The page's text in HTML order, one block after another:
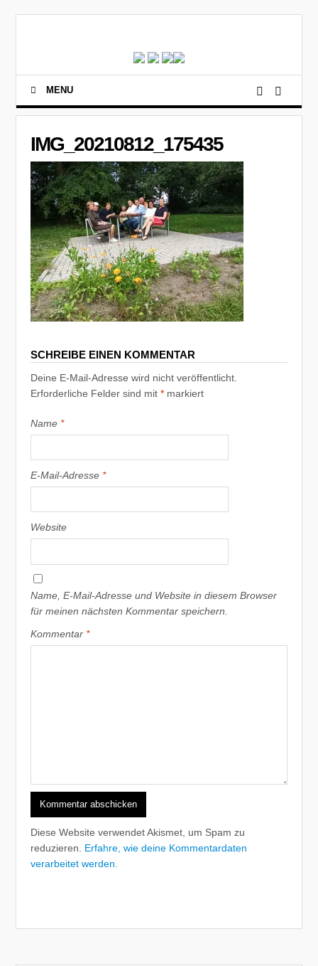
MENU
IMG_20210812_175435
SCHREIBE EINEN KOMMENTAR
Deine E-Mail-Adresse wird nicht veröffentlicht.
Erforderliche Felder sind mit* markiert
Name *
E-Mail-Adresse *
Website
Name, E-Mail-Adresse und Website in diesem Browser
für meinen nächsten Kommentar speichern.
Kommentar *
Diese Website verwendet Akismet, um Spam zu
reduzieren. Erfahre, wie deine Kommentardaten
verarbeitet werden.